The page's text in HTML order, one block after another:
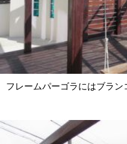
フレームパーゴラにはブラ